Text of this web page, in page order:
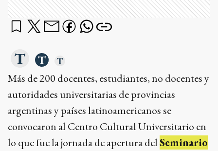
Más de 200 docentes, estudiantes, no docentes y
autoridades universitarias de provincias
argentinas y países latinoamericanos se
convocaron al Centro Cultural Universitario en
lo que fue la jornada de apertura delSeminario